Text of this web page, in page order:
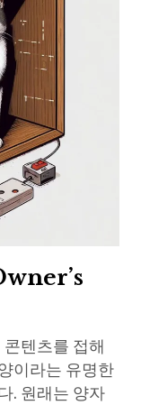
텐츠를 접해
이라는 유명한
. 원래는 양자